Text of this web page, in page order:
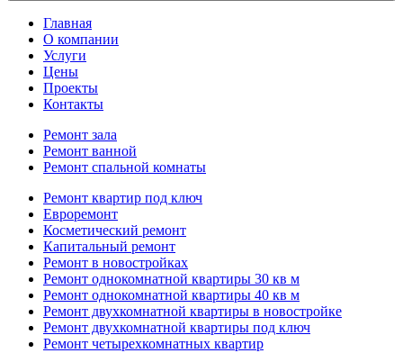
Главная
О компании
Услуги
Цены
Проекты
Контакты
Ремонт зала
Ремонт ванной
Ремонт спальной комнаты
Ремонт квартир под ключ
Евроремонт
Косметический ремонт
Капитальный ремонт
Ремонт в новостройках
Ремонт однокомнатной квартиры 30 кв м
Ремонт однокомнатной квартиры 40 кв м
Ремонт двухкомнатной квартиры в новостройке
Ремонт двухкомнатной квартиры под ключ
Ремонт четырехкомнатных квартир